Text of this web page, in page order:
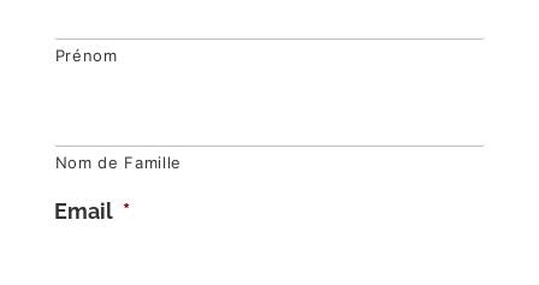
Prénom
Nom de Famille
Email *